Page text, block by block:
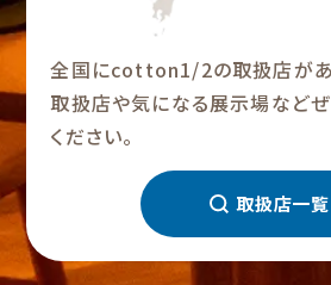
全国にcotton1/2の取扱店があ
取扱店や気になる展示場など
ください。
取扱店一覧